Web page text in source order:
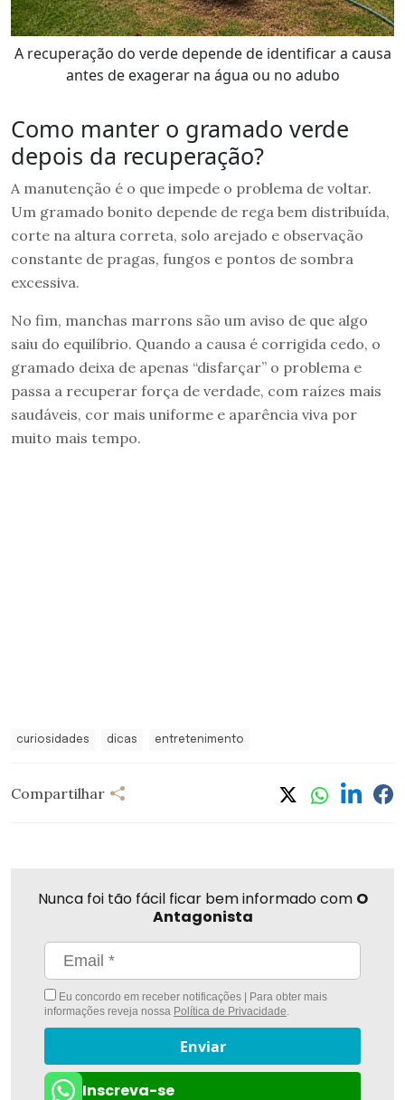
A recuperação do verde depende de identificar a causa
antes de exagerar na água ou no adubo
Como manter o gramado verde
depois da recuperação?
A manutenção é o que impede o problema de voltar.
Um gramado bonito depende de rega bem distribuída,
corte na altura correta, solo arejado e observação
constante de pragas, fungos e pontos de sombra
excessiva.
No fim, manchas marrons são um aviso de que algo
saiu do equilíbrio. Quando a causa é corrigida cedo, o
gramado deixa de apenas “disfarçar” o problema e
passa a recuperar força de verdade, com raízes mais
saudáveis, cor mais uniforme e aparência viva por
muito mais tempo.
curiosidades dicas entretenimento
Compartilhar
Nunca foi tão fácil ficar bem informado com O
Antagonista
Eu concordo em receber notificações | Para obter mais
informações reveja nossa Política de Privacidade.
Enviar
Inscreva-se